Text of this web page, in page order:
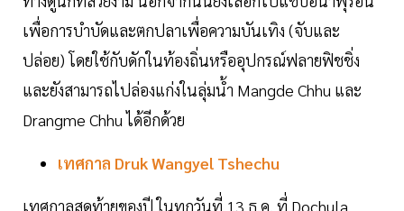
เพื่อการบำบัดและตกปลาเพื่อความบันเทิง (จับและ
ปล่อย) โดยใช้กับดักในท้องถิ่นหรืออุปกรณ์ฟลายฟิชชิ่ง
และยังสามารถไปล่องแก่งในลุ่มน้ำ Mangde Chhu และ
Drangme Chhu ได้อีกด้วย
เทศกาล Druk Wangyel Tshechu
เทศกาลสุดท้ายของปี ในทุกวันที่ 13 ธ.ค. ที่ Dochula